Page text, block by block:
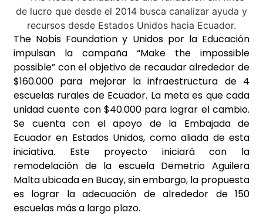
The Nobis Foundation y Unidos por la Educación
impulsan la campaña “Make the impossible
possible” con el objetivo de recaudar alrededor de
$160.000 para mejorar la infraestructura de 4
escuelas rurales de Ecuador. La meta es que cada
unidad cuente con $40.000 para lograr el cambio.
Se cuenta con el apoyo de la Embajada de
Ecuador en Estados Unidos, como aliada de esta
iniciativa. Este proyecto iniciará con la
remodelación de la escuela Demetrio Aguilera
Malta ubicada en Bucay, sin embargo, la propuesta
es lograr la adecuación de alrededor de 150
escuelas más a largo plazo.